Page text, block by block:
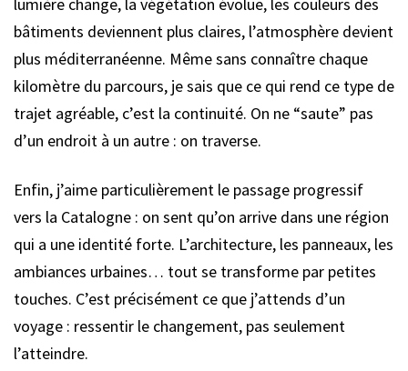
bâtiments deviennent plus claires, l’atmosphère devient
plus méditerranéenne. Même sans connaître chaque
kilomètre du parcours, je sais que ce qui rend ce type de
trajet agréable, c’est la continuité. On ne “saute” pas
d’un endroit à un autre : on traverse.
Enfin, j’aime particulièrement le passage progressif
vers la Catalogne : on sent qu’on arrive dans une région
qui a une identité forte. L’architecture, les panneaux, les
ambiances urbaines… tout se transforme par petites
touches. C’est précisément ce que j’attends d’un
voyage : ressentir le changement, pas seulement
l’atteindre.